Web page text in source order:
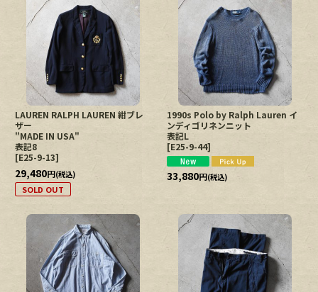
LAUREN RALPH LAUREN 紺ブレ
ザー
"MADE IN USA"
表記8
[E25-9-13]
29,480円(税込)
SOLD OUT
1990s Polo by Ralph Lauren イ
ンディゴリネンニット
表記L
[E25-9-44]
33,880円(税込)